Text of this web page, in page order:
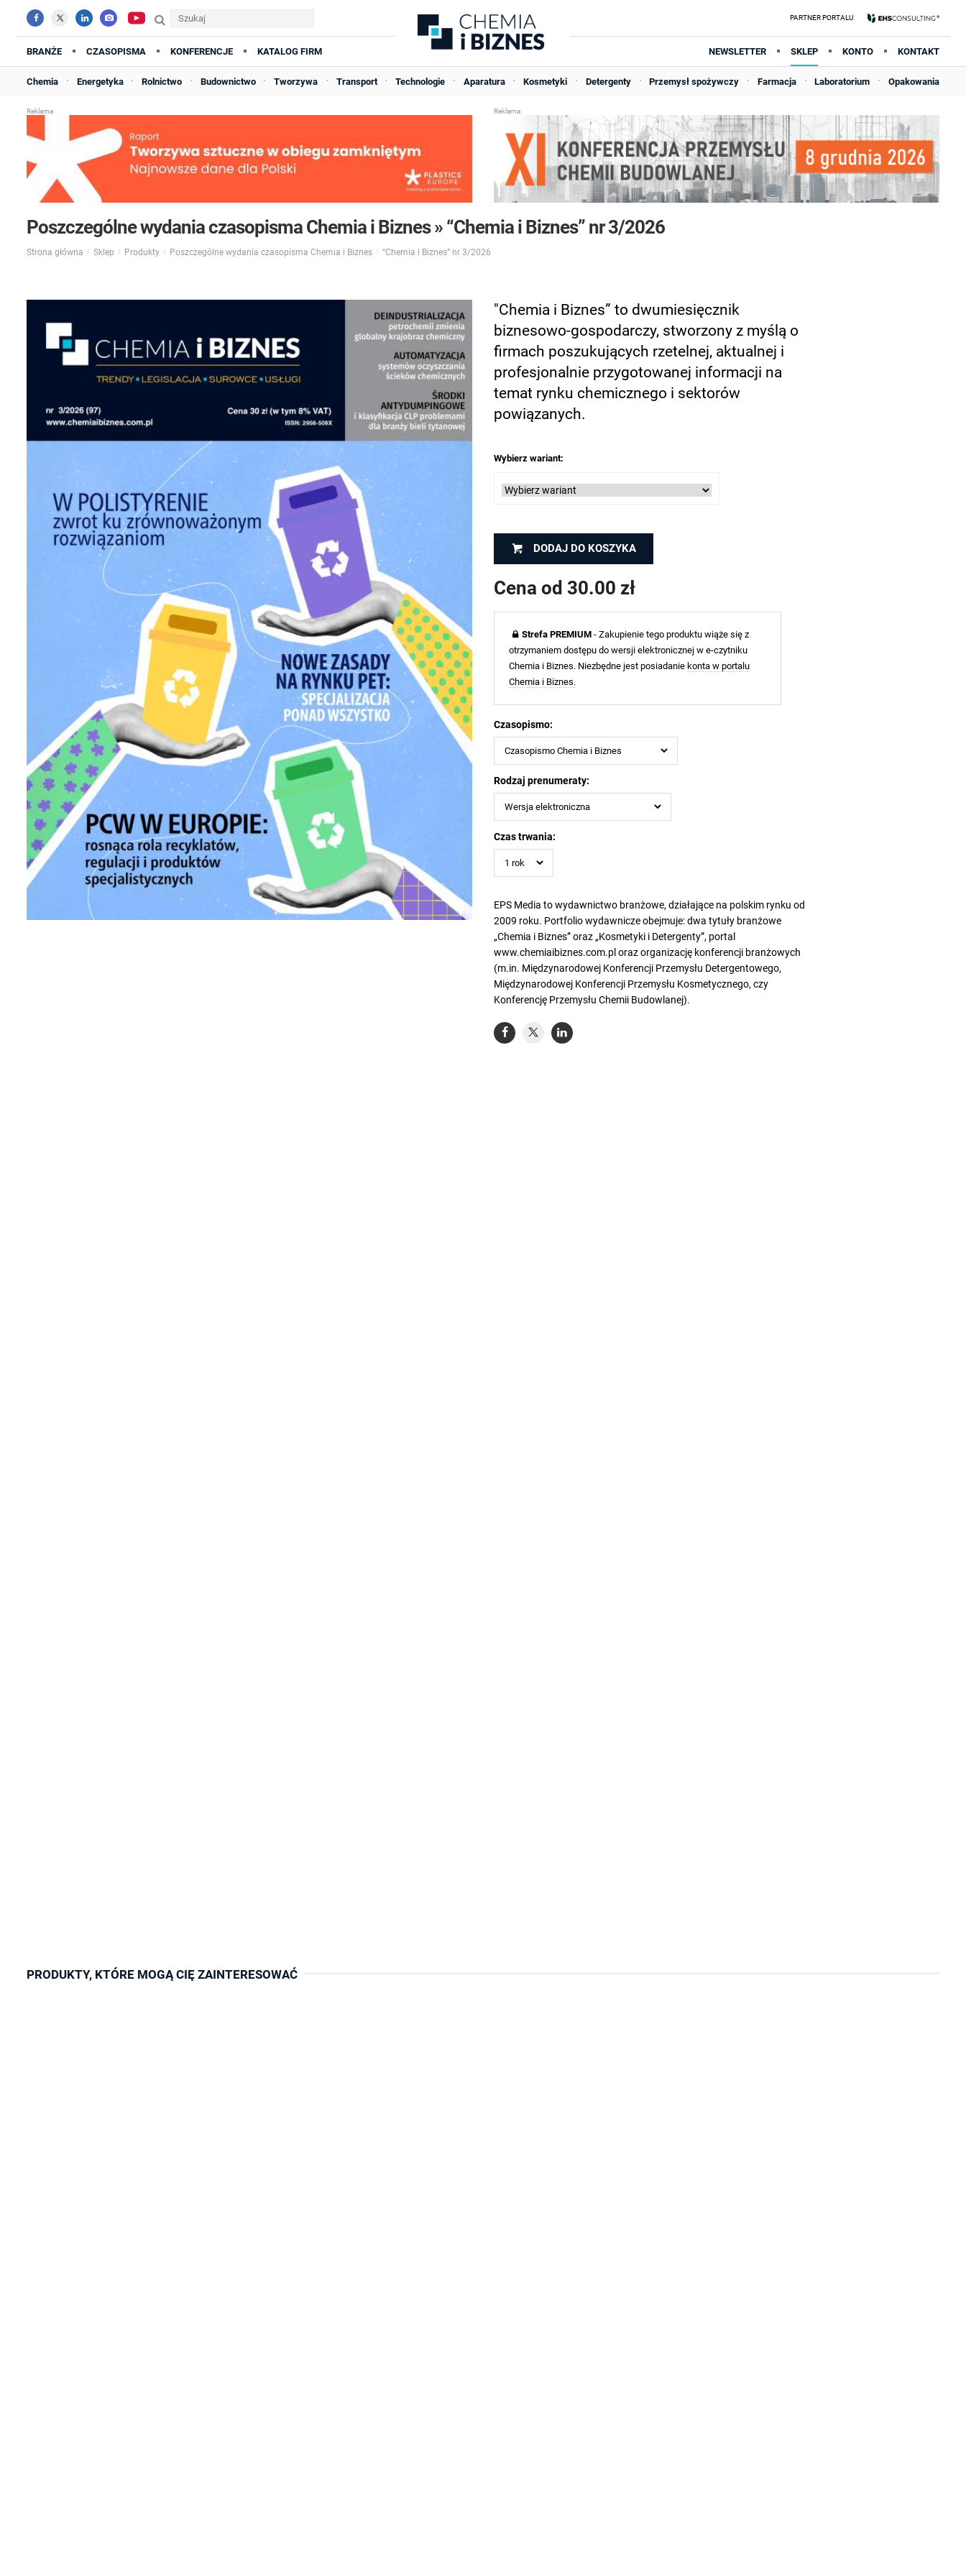
BRANŻE CZASOPISMA KONFERENCJE KATALOG FIRM NEWSLETTER SKLEP KONTO KONTAKT
Chemia Energetyka Rolnictwo Budownictwo Tworzywa Transport Technologie Aparatura Kosmetyki Detergenty Przemysł spożywczy Farmacja Laboratorium Opakowania
Poszczególne wydania czasopisma Chemia i Biznes » “Chemia i Biznes” nr 3/2026
Strona główna Sklep Produkty Poszczególne wydania czasopisma Chemia i Biznes “Chemia i Biznes” nr 3/2026
"Chemia i Biznes” to dwumiesięcznik
biznesowo-gospodarczy, stworzony z myślą o
firmach poszukujących rzetelnej, aktualnej i
profesjonalnie przygotowanej informacji na
temat rynku chemicznego i sektorów
powiązanych.
Wybierz wariant:
DODAJ DO KOSZYKA
Cena od 30.00 zł
Strefa PREMIUM - Zakupienie tego produktu wiąże się z
otrzymaniem dostępu do wersji elektronicznej w e-czytniku
Chemia i Biznes. Niezbędne jest posiadanie konta w portalu
Chemia i Biznes.
Czasopismo:
Rodzaj prenumeraty:
Czas trwania:
EPS Media to wydawnictwo branżowe, działające na polskim rynku od
2009 roku. Portfolio wydawnicze obejmuje: dwa tytuły branżowe
„Chemia i Biznes” oraz „Kosmetyki i Detergenty”, portal
www.chemiaibiznes.com.pl oraz organizację konferencji branżowych
(m.in. Międzynarodowej Konferencji Przemysłu Detergentowego,
Międzynarodowej Konferencji Przemysłu Kosmetycznego, czy
Konferencję Przemysłu Chemii Budowlanej).
PRODUKTY, KTÓRE MOGĄ CIĘ ZAINTERESOWAĆ